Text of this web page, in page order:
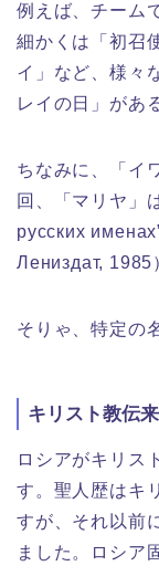
例えば、チーム
細かくは「初召
イ」など、様々
レイの日」があ
ちなみに、「イ
回、「マリヤ」
русских
Лениздат, 1985
そりゃ、特定の
キリスト教伝
ロシアがキリス
す。聖人歴はキ
すが、それ以前
ました。ロシア